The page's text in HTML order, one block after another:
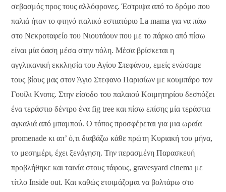
σεβασμός προς τους αλλόφρονες. Έστριψα από το δρόμο που
παλιά ήταν το φτηνό ιταλικό εστιατόριο La mama για να πάω
στο Νεκροταφείο του Νιουτάουν που με το πάρκο από πίσω
είναι μία όαση μέσα στην πόλη. Μέσα βρίσκεται η
αγγλικανική εκκλησία του Αγίου Στεφάνου, εμείς ενώσαμε
τους βίους μας στον Άγιο Στεφανο Παρισίων με κουμπάρο τον
Γουίλι Κνοπς. Στην είσοδο του παλαιού Κοιμητηρίου δεσπόζει
ένα τεράστιο δέντρο ένα fig tree και πίσω επίσης μία τεράστια
αγκαλιά από μπαμπού. Ο τόπος προσφέρεται για μια ωραία
promenade κι απ’ ό,τι διαβάζω κάθε πρώτη Κυριακή του μήνα,
το μεσημέρι, έχει ξενάγηση. Την περασμένη Παρασκευή
προβλήθηκε και ταινία στους τάφους, gravesyard cinema με
τίτλο Ιnside out. Και καθώς ετοιμάζομαι να βολτάρω στο